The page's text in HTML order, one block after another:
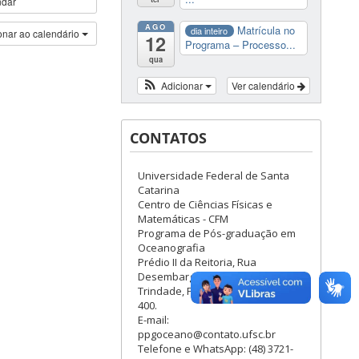
ao calendário AGO
12
qua
dia inteiro
Matrícula no
Programa – Processo...
Ver calendário
Adicionar
CONTATOS
Universidade Federal de Santa
Catarina
Centro de Ciências Físicas e
Matemáticas - CFM
Programa de Pós-graduação em
Oceanografia
Prédio II da Reitoria, Rua
Desembargador Vitor Lima, 222,
Trindade, Florianópolis, CEP 88040-
400.
E-mail:
ppgoceano@contato.ufsc.br
Telefone e WhatsApp: (48) 3721-